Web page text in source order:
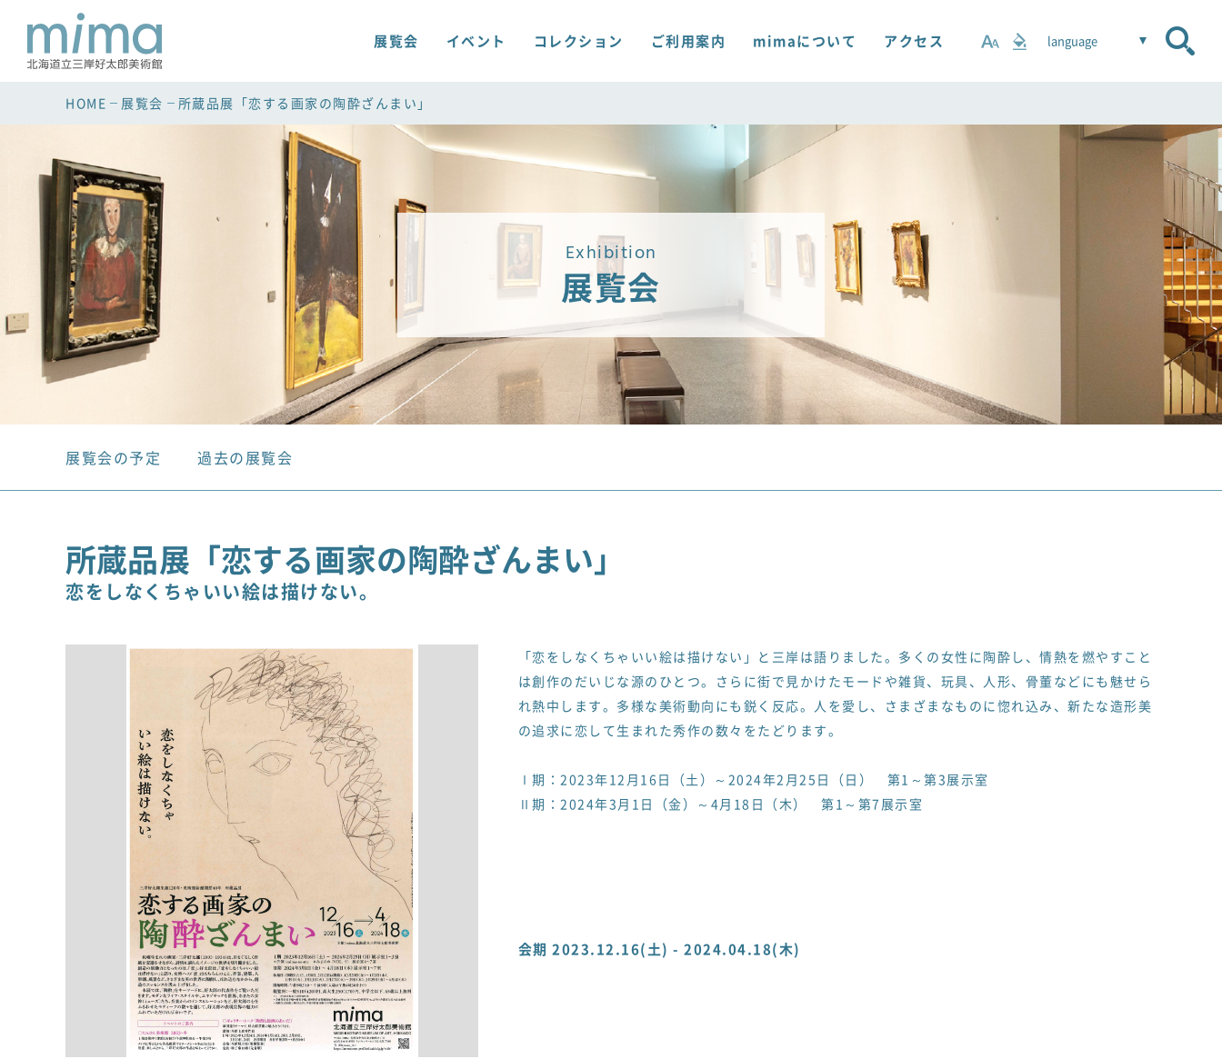
展覧会 イベント コレクション ご利用案内 mimaについて アクセス language
HOME 展覧会 所蔵品展「恋する画家の陶酔ざんまい」
Exhibition
展覧会
展覧会の予定 過去の展覧会
所蔵品展「恋する画家の陶酔ざんまい」
恋をしなくちゃいい絵は描けない。
「恋をしなくちゃいい絵は描けない」と三岸は語りました。多くの女性に陶酔し、情熱を燃やすこと
は創作のだいじな源のひとつ。さらに街で見かけたモードや雑貨、玩具、人形、骨董などにも魅せら
れ熱中します。多様な美術動向にも鋭く反応。人を愛し、さまざまなものに惚れ込み、新たな造形美
の追求に恋して生まれた秀作の数々をたどります。
Ⅰ期：2023年12月16日（土）～2024年2月25日（日） 第1～第3展示室
Ⅱ期：2024年3月1日（金）～4月18日（木） 第1～第7展示室
会期 2023.12.16(土) - 2024.04.18(木)